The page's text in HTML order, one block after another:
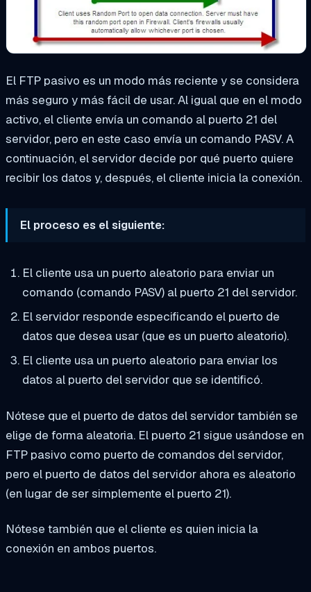
El FTP pasivo es un modo más reciente y se considera
más seguro y más fácil de usar. Al igual que en el modo
activo, el cliente envía un comando al puerto 21 del
servidor, pero en este caso envía un comando PASV. A
continuación, el servidor decide por qué puerto quiere
recibir los datos y, después, el cliente inicia la conexión.
El proceso es el siguiente:
El cliente usa un puerto aleatorio para enviar un
comando (comando PASV) al puerto 21 del servidor.
El servidor responde especificando el puerto de
datos que desea usar (que es un puerto aleatorio).
El cliente usa un puerto aleatorio para enviar los
datos al puerto del servidor que se identificó.
Nótese que el puerto de datos del servidor también se
elige de forma aleatoria. El puerto 21 sigue usándose en
FTP pasivo como puerto de comandos del servidor,
pero el puerto de datos del servidor ahora es aleatorio
(en lugar de ser simplemente el puerto 21).
Nótese también que el cliente es quien inicia la
conexión en ambos puertos.